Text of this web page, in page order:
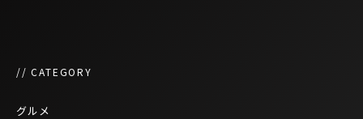
// CATEGORY
グルメ